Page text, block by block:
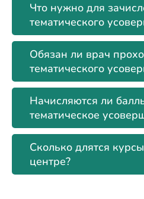
Что нужно для
тематического
Обязан ли врач
тематического
Начисляются ли
тематическое
Сколько длятся
центре?